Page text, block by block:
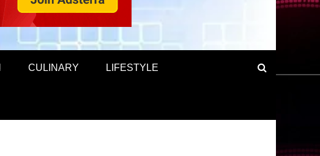
CULINARY LIFESTYLE